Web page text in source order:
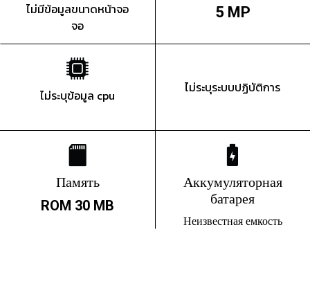
ไม่มีข้อมูลขนาดหน้าจอ
จอ
5 MP
ไม่ระบุข้อมูล cpu ไม่ระบุระบบปฏิบัติการ
Память
ROM 30 MB
Аккумуляторная
батарея
Неизвестная емкость